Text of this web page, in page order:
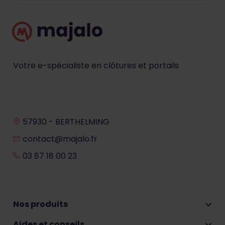
Votre e-spécialiste en clôtures et portails
57930 - BERTHELMING
contact@majalo.fr
03 87 18 00 23
Nos produits 